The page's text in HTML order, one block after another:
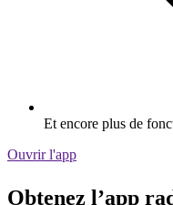
Et encore plus de
Ouvrir l'app
Obtenez l’app